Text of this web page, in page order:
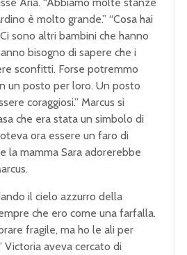
è molto grande.” “Cosa hai
sono altri bambini che hanno
bisogno di sapere che i
sconfitti. Forse potremmo
un posto per loro. Un posto
coraggiosi.” Marcus si
che era stata un simbolo di
ora essere un faro di
la mamma Sara adorerebbe
il cielo azzurro della
che ero come una farfalla.
fragile, ma ho le ali per
Victoria aveva cercato di